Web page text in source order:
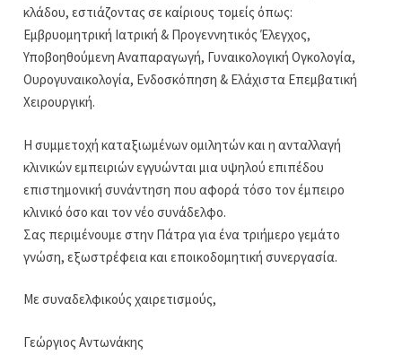
κλάδου, εστιάζοντας σε καίριους τομείς όπως:
Εμβρυομητρική Ιατρική & Προγεννητικός Έλεγχος,
Υποβοηθούμενη Αναπαραγωγή, Γυναικολογική Ογκολογία,
Ουρογυναικολογία, Ενδοσκόπηση & Ελάχιστα Επεμβατική
Χειρουργική.
Η συμμετοχή καταξιωμένων ομιλητών και η ανταλλαγή
κλινικών εμπειριών εγγυώνται μια υψηλού επιπέδου
επιστημονική συνάντηση που αφορά τόσο τον έμπειρο
κλινικό όσο και τον νέο συνάδελφο.
Σας περιμένουμε στην Πάτρα για ένα τριήμερο γεμάτο
γνώση, εξωστρέφεια και εποικοδομητική συνεργασία.
Με συναδελφικούς χαιρετισμούς,
Γεώργιος Αντωνάκης